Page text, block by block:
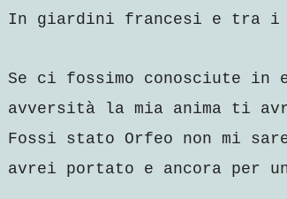
In giardini francesi e tra i
Se ci fossimo conosciute
avversità la mia anima ti
Fossi stato Orfeo non mi
avrei portato e ancora per